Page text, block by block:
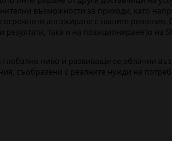
възможности за приходи, като
ангажиране с нашите решения.
така и на позиционирането
ниво и развиващи се облачни
съобразени с реалните нужди на